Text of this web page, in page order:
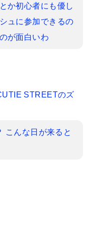
か初心者にも優し
ュに参加できるの
が面白いわ
STREETのズ
こんな日が来ると